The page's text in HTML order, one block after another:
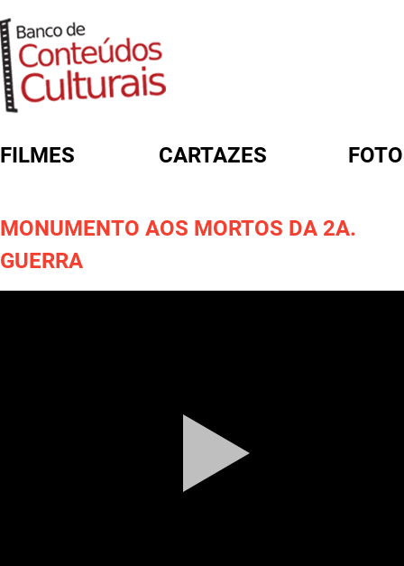
FILMES CARTAZES
MONUMENTO AOS MORTOS DA 2A.
GUERRA